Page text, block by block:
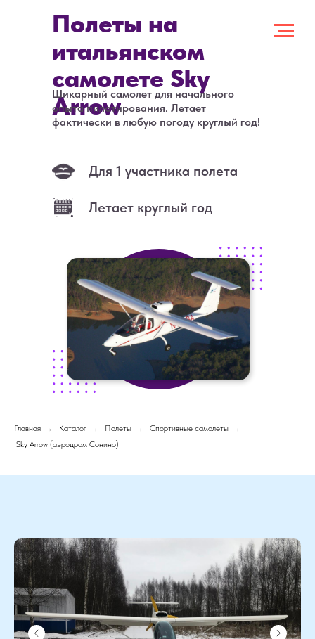
Летает круглый год
Для 1 участника полета
Полеты на
итальянском
самолете Sky
Arrow
Шикарный самолет для начального
опыта пилотирования. Летает
фактически в любую погоду круглый год!
Главная → Каталог → Полеты → Спортивные самолеты →
Sky Arrow (аэродром Сонино)